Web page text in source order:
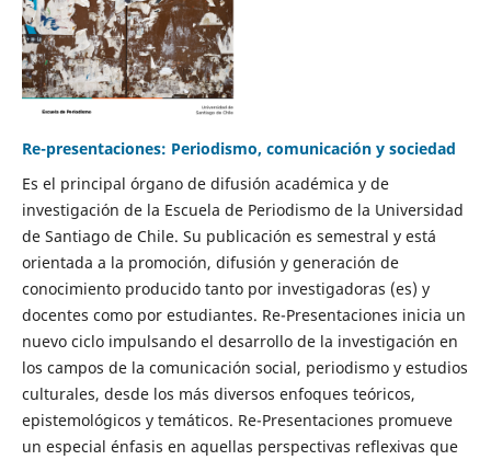
Re-presentaciones: Periodismo, comunicación y sociedad
Es el principal órgano de difusión académica y de
investigación de la Escuela de Periodismo de la Universidad
de Santiago de Chile. Su publicación es semestral y está
orientada a la promoción, difusión y generación de
conocimiento producido tanto por investigadoras (es) y
docentes como por estudiantes. Re-Presentaciones inicia un
nuevo ciclo impulsando el desarrollo de la investigación en
los campos de la comunicación social, periodismo y estudios
culturales, desde los más diversos enfoques teóricos,
epistemológicos y temáticos. Re-Presentaciones promueve
un especial énfasis en aquellas perspectivas reflexivas que